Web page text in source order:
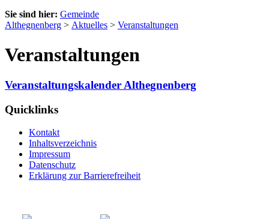
Sie sind hier: Gemeinde
Althegnenberg > Aktuelles > Veranstaltungen
Veranstaltungen
Veranstaltungskalender Althegnenberg
Quicklinks
Kontakt
Inhaltsverzeichnis
Impressum
Datenschutz
Erklärung zur Barrierefreiheit